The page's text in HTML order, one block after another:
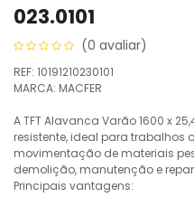
023.0101
(0 avaliar)
REF: 10191210230101
MARCA: MACFER
A TFT Alavanca Varão 1600 x
resistente, ideal para trabalhos
movimentação de materiais
demolição, manutenção e
Principais vantagens: